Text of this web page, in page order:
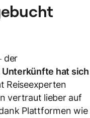
der
hat sich
Reiseexperten
vertraut lieber auf
Plattformen wie